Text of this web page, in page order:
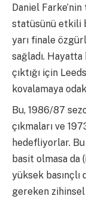
Daniel
statüsünü etkili
yarı finale
sağladı.
çıktığı için
kovalamaya
Bu, 1986/87
çıkmaları ve
hedefliyorlar.
basit olmasa da
yüksek
gereken